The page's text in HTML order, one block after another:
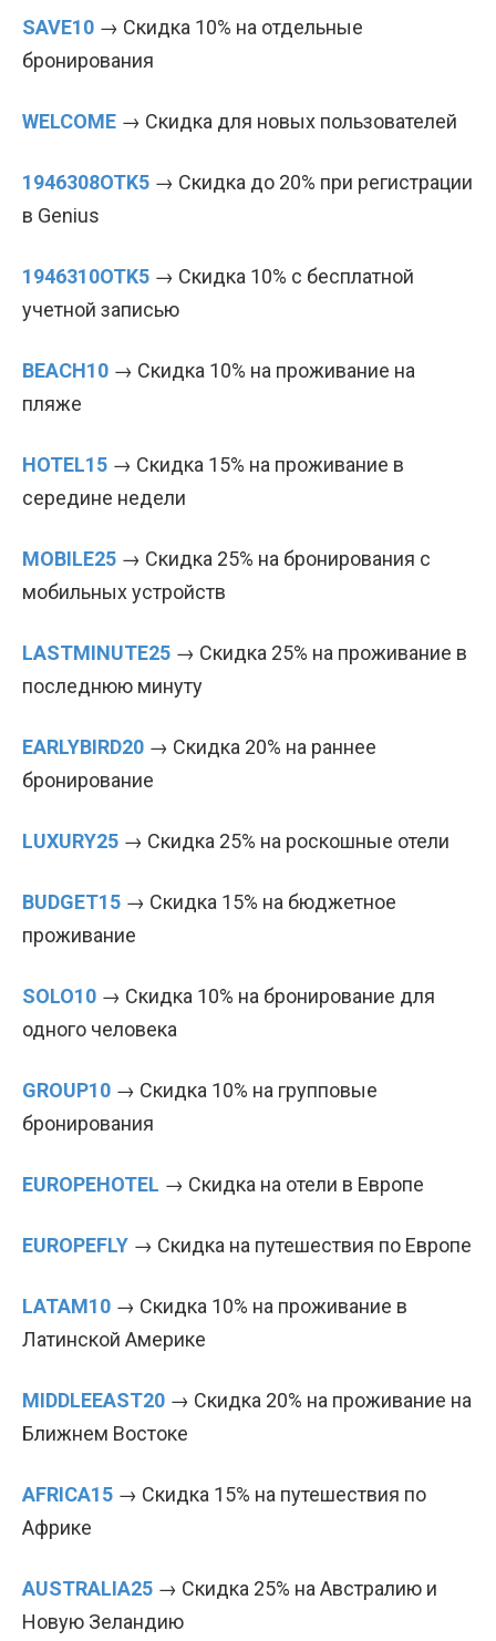
SAVE10 → Скидка 10% на отдельные
бронирования
WELCOME → Скидка для новых пользователей
1946308OTK5 → Скидка до 20% при регистрации
в Genius
1946310OTK5 → Скидка 10% с бесплатной
учетной записью
BEACH10 → Скидка 10% на проживание на
пляже
HOTEL15 → Скидка 15% на проживание в
середине недели
MOBILE25 → Скидка 25% на бронирования с
мобильных устройств
LASTMINUTE25 → Скидка 25% на проживание в
последнюю минуту
EARLYBIRD20 → Скидка 20% на раннее
бронирование
LUXURY25 → Скидка 25% на роскошные отели
BUDGET15 → Скидка 15% на бюджетное
проживание
SOLO10 → Скидка 10% на бронирование для
одного человека
GROUP10 → Скидка 10% на групповые
бронирования
EUROPEHOTEL → Скидка на отели в Европе
EUROPEFLY → Скидка на путешествия по Европе
LATAM10 → Скидка 10% на проживание в
Латинской Америке
MIDDLEEAST20 → Скидка 20% на проживание на
Ближнем Востоке
AFRICA15 → Скидка 15% на путешествия по
Африке
AUSTRALIA25 → Скидка 25% на Австралию и
Новую Зеландию